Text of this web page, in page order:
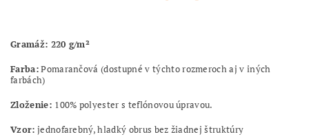
Gramáž: 220 g/m²
Farba:Pomarančová (dostupné v týchto rozmeroch aj v iných
farbách)
Zloženie: 100% polyester s teflónovou úpravou.
Vzor: jednofarebný, hladký obrus bez žiadnej štruktúry